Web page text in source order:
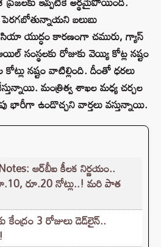
బలుబు
యుద్ధం కారణంగా చమురు, గ్యాస్
సంస్థలకు రోజుకు వెయ్యి కోట్ల నష్టం
నష్టం వాటిల్లింది. దీంతో ధరలు
మంత్రిత్వ శాఖల మధ్య చర్చల
భారీగా ఉండొచ్చని వార్తలు వస్తున్నాయి.
ఆర్‌బీఐ కీలక నిర్ణయం..
రూ.20 నోట్లు..! మరి పాత
3 రోజులు డెడ్‌లైన్..